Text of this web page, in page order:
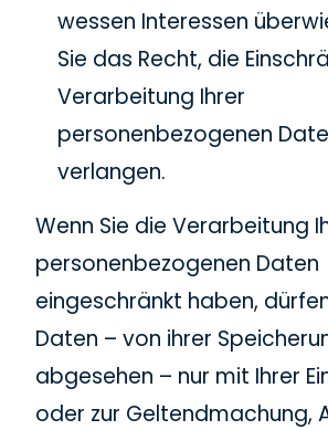
wessen Interessen
Sie das Recht, die
Verarbeitung Ihrer
personenbezogenen
verlangen.
Wenn Sie die Verarbeitung
personenbezogenen Daten
eingeschränkt haben,
Daten – von ihrer
abgesehen – nur mit Ihrer
oder zur Geltendmachung,